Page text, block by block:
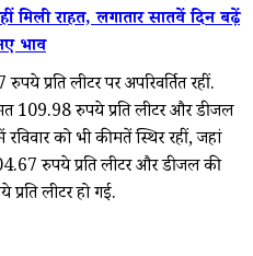
राहत, लगातार सातवें दिन बढ़ें
भाव
प्रति लीटर पर अपरिवर्तित रहीं.
109.98 रुपये प्रति लीटर और डीजल
को भी कीमतें स्थिर रहीं, जहां
रुपये प्रति लीटर और डीजल की
लीटर हो गई.